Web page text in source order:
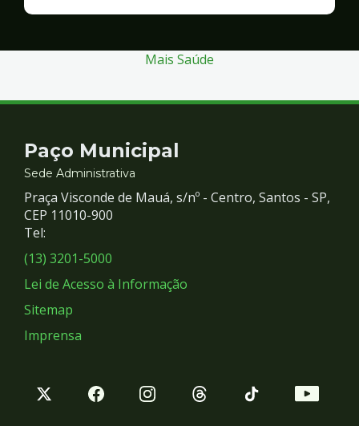
Mais Saúde
Contato
e
Redes
Sociais
Paço Municipal
Sede Administrativa
Praça Visconde de Mauá, s/nº - Centro, Santos - SP,
CEP 11010-900
Tel:
(13) 3201-5000
Lei de Acesso à Informação
Sitemap
Imprensa